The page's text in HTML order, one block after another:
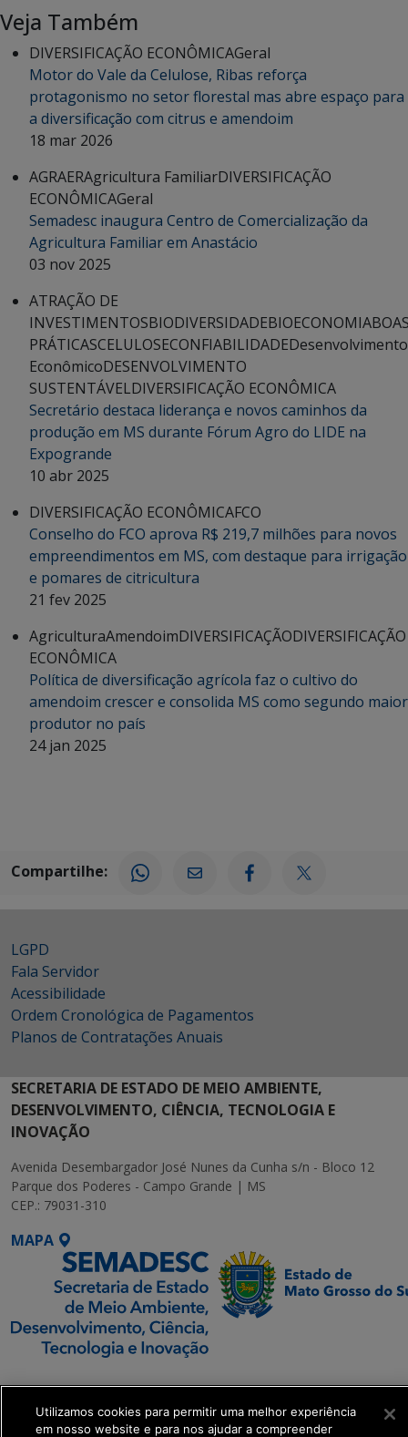
Veja Também
DIVERSIFICAÇÃO ECONÔMICAGeral
Motor do Vale da Celulose, Ribas reforça
protagonismo no setor florestal mas abre espaço para
a diversificação com citrus e amendoim
18 mar 2026
AGRAERAgricultura FamiliarDIVERSIFICAÇÃO
ECONÔMICAGeral
Semadesc inaugura Centro de Comercialização da
Agricultura Familiar em Anastácio
03 nov 2025
ATRAÇÃO DE
INVESTIMENTOSBIODIVERSIDADEBIOECONOMIA
PRÁTICASCELULOSECONFIABILIDADEDesenvolvimento
EconômicoDESENVOLVIMENTO
SUSTENTÁVELDIVERSIFICAÇÃO ECONÔMICA
Secretário destaca liderança e novos caminhos da
produção em MS durante Fórum Agro do LIDE na
Expogrande
10 abr 2025
DIVERSIFICAÇÃO ECONÔMICAFCO
Conselho do FCO aprova R$ 219,7 milhões para novos
empreendimentos em MS, com destaque para irrigação
e pomares de citricultura
21 fev 2025
AgriculturaAmendoimDIVERSIFICAÇÃODIVERSIFICAÇÃO
ECONÔMICA
Política de diversificação agrícola faz o cultivo do
amendoim crescer e consolida MS como segundo maior
produtor no país
24 jan 2025
Compartilhe:
LGPD
Fala Servidor
Acessibilidade
Ordem Cronológica de Pagamentos
Planos de Contratações Anuais
SECRETARIA DE ESTADO DE MEIO AMBIENTE,
DESENVOLVIMENTO, CIÊNCIA, TECNOLOGIA E
INOVAÇÃO
Avenida Desembargador José Nunes da Cunha s/n - Bloco 12
Parque dos Poderes - Campo Grande | MS
CEP.: 79031-310
MAPA
SETDIG | Secretaria-
Executiva de
Transformação Digital
Utilizamos cookies para permitir uma melhor experiência
em nosso website e para nos ajudar a compreender